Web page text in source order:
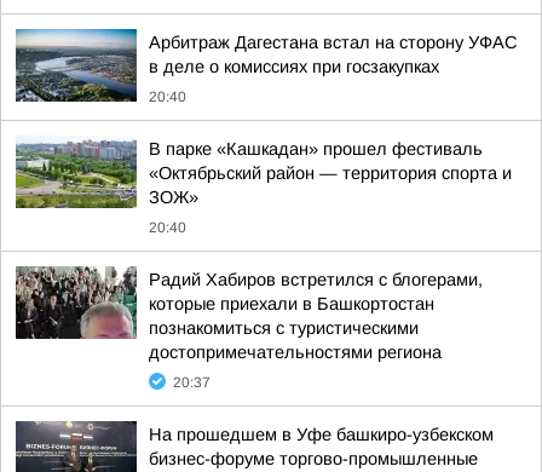
Арбитраж Дагестана встал на сторону УФАС
в деле о комиссиях при госзакупках
20:40
В парке «Кашкадан» прошел фестиваль
«Октябрьский район — территория спорта и
ЗОЖ»
20:40
Радий Хабиров встретился с блогерами,
которые приехали в Башкортостан
познакомиться с туристическими
достопримечательностями региона
20:37
На прошедшем в Уфе башкиро-узбекском
бизнес-форуме торгово-промышленные